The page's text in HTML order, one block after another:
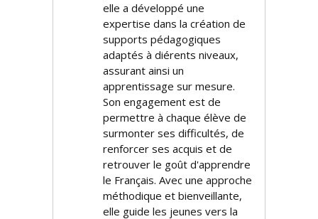
elle a développé une
expertise dans la création de
supports pédagogiques
adaptés à différents niveaux,
assurant ainsi un
apprentissage sur mesure.
Son engagement est de
permettre à chaque élève de
surmonter ses difficultés, de
renforcer ses acquis et de
retrouver le goût d'apprendre
le Français. Avec une approche
méthodique et bienveillante,
elle guide les jeunes vers la